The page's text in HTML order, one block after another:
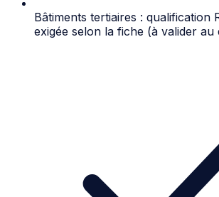
Bâtiments tertiaires : qualification
exigée selon la fiche (à valider au